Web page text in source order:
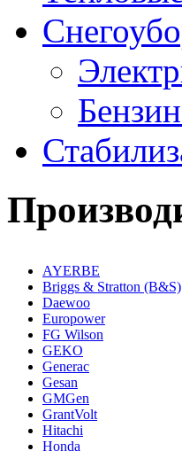
AYERBE
Briggs & Stratton (B&S)
Daewoo
Europower
FG Wilson
GEKO
Generac
Gesan
GMGen
GrantVolt
Hitachi
Honda